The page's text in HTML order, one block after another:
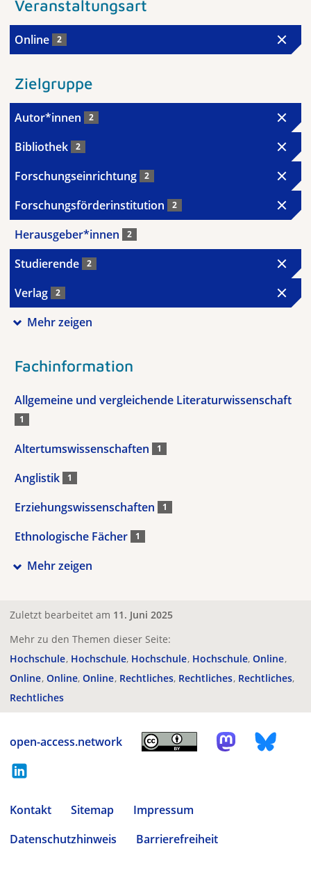
Veranstaltungsart
Online 2
Zielgruppe
Autor*innen 2
Bibliothek 2
Forschungseinrichtung 2
Forschungsförderinstitution 2
Herausgeber*innen 2
Studierende 2
Verlag 2
Mehr zeigen
Fachinformation
Allgemeine und vergleichende Literaturwissenschaft
1
Altertumswissenschaften 1
Anglistik 1
Erziehungswissenschaften 1
Ethnologische Fächer 1
Mehr zeigen
Zuletzt bearbeitet am 11. Juni 2025
Mehr zu den Themen dieser Seite:
Hochschule Hochschule Hochschule Hochschule Online
Online Online Online Rechtliches Rechtliches Rechtliches
Rechtliches
open-access.network
Kontakt Sitemap
Impressum
Datenschutzhinweis
Barrierefreiheit